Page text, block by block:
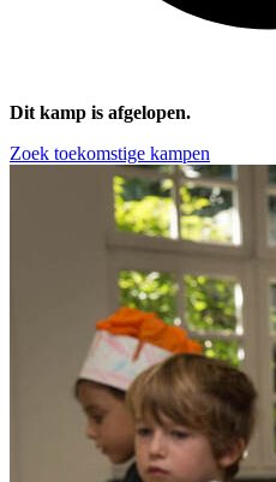
Dit kamp is afgelopen.
Zoek toekomstige kampen